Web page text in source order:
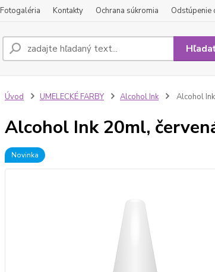
Fotogaléria Kontakty Ochrana súkromia Odstúpenie
Úvod UMELECKÉ FARBY Alcohol Ink Alcohol
Alcohol Ink 20ml,
Novinka